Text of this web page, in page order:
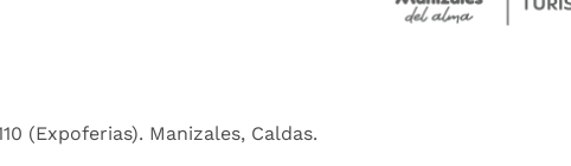
(Expoferias). Manizales, Caldas.